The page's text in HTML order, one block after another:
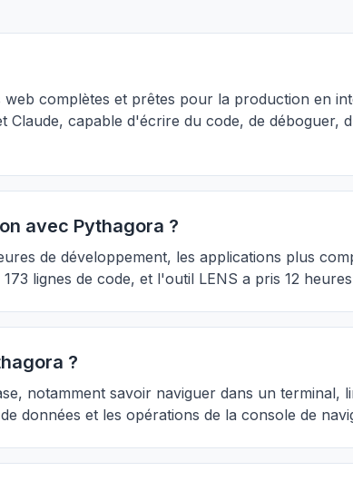
complètes et prêtes pour la production en
capable d'écrire du code, de déboguer,
avec Pythagora ?
de développement, les applications plus
lignes de code, et l'outil LENS a pris 12
?
notamment savoir naviguer dans un terminal,
données et les opérations de la console de